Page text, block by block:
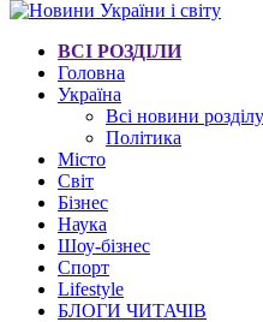
ВСІ РОЗДІЛИ
Головна
Україна
Всі новини розділу
Політика
Місто
Світ
Бізнес
Наука
Шоу-бізнес
Спорт
Lifestyle
БЛОГИ ЧИТАЧІВ